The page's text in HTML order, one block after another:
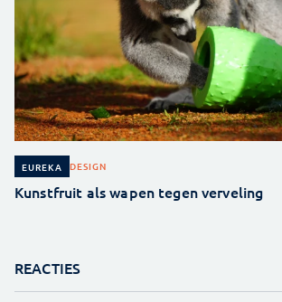
EUREKA DESIGN
Kunstfruit als wapen tegen verveling
REACTIES